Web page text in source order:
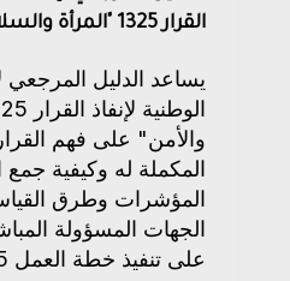
القرار 1325 "المرأة والسلام والأمن(2020)
يساعد الدليل
المكملة له وكيفية جمع
المؤشرات وطرق
الجهات المسؤولة
على تنفيذ خطة العمل 1325.